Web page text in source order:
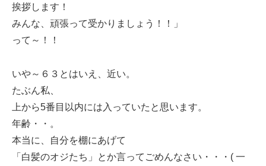
挨拶します！
みんな、頑張って受かりましょう！！」
って～！！
いや～６３とはいえ、近い。
たぶん私、
上から5番目以内には入っていたと思います。
年齢・・。
本当に、自分を棚にあげて
「白髪のオジたち」とか言ってごめんなさい・・・( 一